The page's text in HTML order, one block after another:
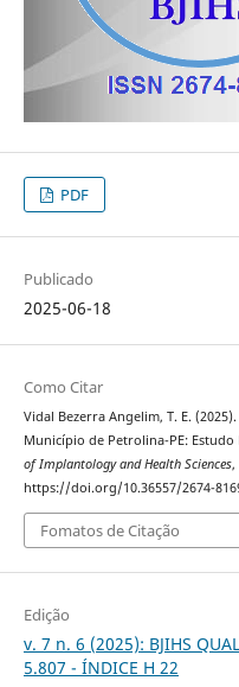
PDF
Publicado
2025-06-18
Como Citar
Vidal Bezerra Angelim, T. E.
Município de Petrolina-PE: Estudo
of Implantology and Health Sciences,
https://doi.org/10.36557/2674-
Fomatos de Citação
Edição
v. 7 n. 6 (2025): BJIHS
5.807 - ÍNDICE H 22